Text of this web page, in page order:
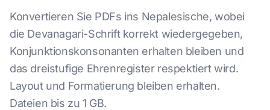
Konvertieren Sie PDFs ins Nepalesische, wobei
die Devanagari-Schrift korrekt wiedergegeben,
Konjunktionskonsonanten erhalten bleiben und
das dreistufige Ehrenregister respektiert wird.
Layout und Formatierung bleiben erhalten.
Dateien bis zu 1 GB.